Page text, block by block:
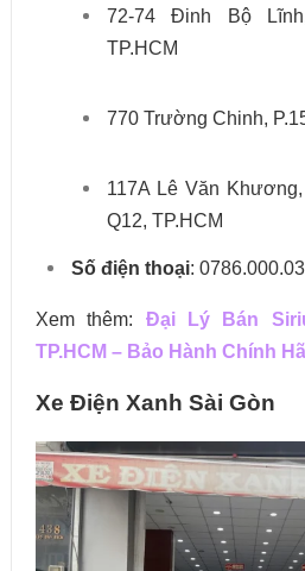
72-74 Đinh Bộ
TP.HCM
770 Trường Chinh,
117A Lê Văn
Q12, TP.HCM
Số điện thoại:
Xem thêm: Đại Lý Bán
TP.HCM – Bảo Hành Chính
Xe Điện Xanh Sài Gòn